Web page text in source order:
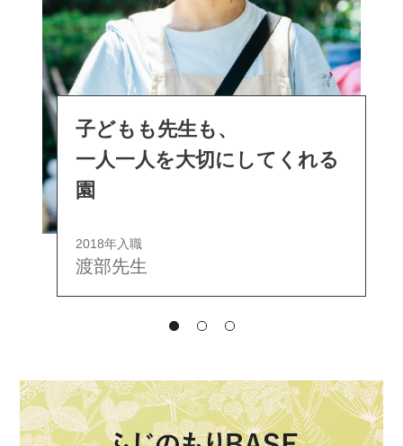
子どもも先生も、
一人一人を大切にしてくれる
園
2018年入職
渡部先生